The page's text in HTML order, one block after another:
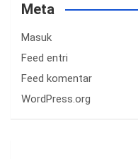
Meta
Masuk
Feed entri
Feed komentar
WordPress.org